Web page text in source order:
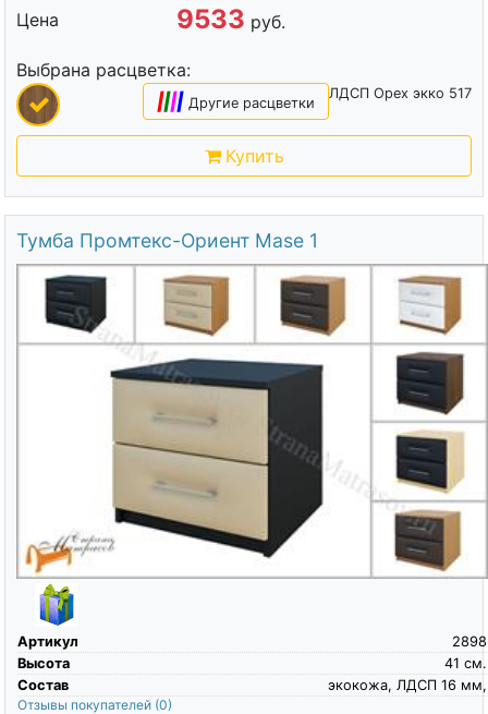
Цена 9533 руб.
Выбрана расцветка:
ЛДСП Орех экко 517
|||| Другие расцветки
Купить
Тумба Промтекс-Ориент Mase 1
Артикул
2898
Высота
см.
41
Состав
экокожа, ЛДСП 16 мм,
Отзывы покупателей (0)